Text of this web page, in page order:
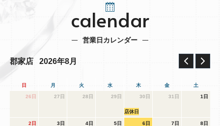
calendar
営業日カレンダー
郡家店 2026年8月
日 月 火 水 木 金 土
26日 27日 28日 29日 30日
店休日
31日 1日
2日 3日 4日 5日 6日 7日 8日